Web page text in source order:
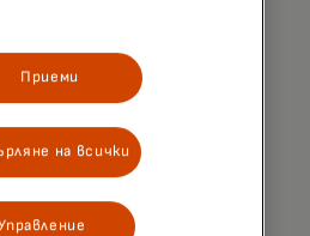
Приеми
на всички